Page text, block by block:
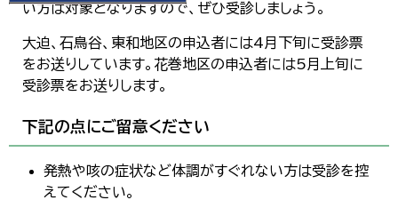
日本語
한국어
简体中文
繁體中文
い方は対象となりますので、ぜひ受診しましょう。
大迫、石鳥谷、東和地区の申込者には4月下旬に受診票
をお送りしています。花巻地区の申込者には5月上旬に
受診票をお送りします。
下記の点にご留意ください
発熱や咳の症状など体調がすぐれない方は受診を控
えてください。